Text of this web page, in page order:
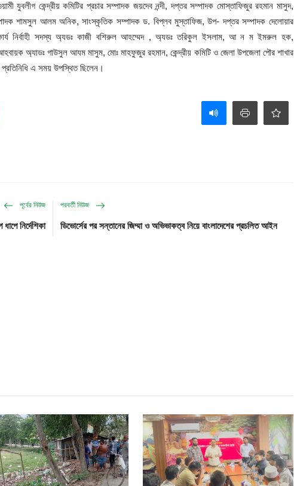
যুবলীগ কেন্দ্রীয় কমিটির প্রচার সম্পাদক জয়দেব নন্দী, দপ্তর সম্পাদক মোস্তাফিজুর রহমান মাসুদ,
শামসুল আলম অনিক, সাংস্কৃতিক সম্পাদক ড. বিপ্লব মুস্তাফিজ, উপ- দপ্তর সম্পাদক দেলোয়ার
নির্বাহী সদস্য অ্যডঃ কাজী বশিরুল আহম্মেদ , অ্যডঃ তরিকুল ইসলাম, আ ন ম ইমরুল হক,
অ্যাডঃ গাউসুল আযম মাসুম, মোঃ মাহফুজুর রহমান, কেন্দ্রীয় কমিটি ও জেলা উপজেলা পৌর শাখার
প্রতিনিধি এ সময় উপস্থিত ছিলেন।
পূর্বের নিউজ
নির্দেশিকা
পরবর্তী নিউজ
ডিভোর্সের পর সন্তানের জিম্মা ও অভিভাকত্ব নিয়ে বাংলাদেশের প্রচলিত আইন